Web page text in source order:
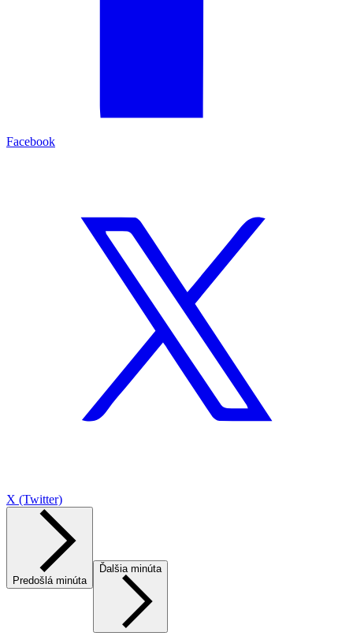
Facebook
X (Twitter)
Predošlá minúta
Ďalšia minúta